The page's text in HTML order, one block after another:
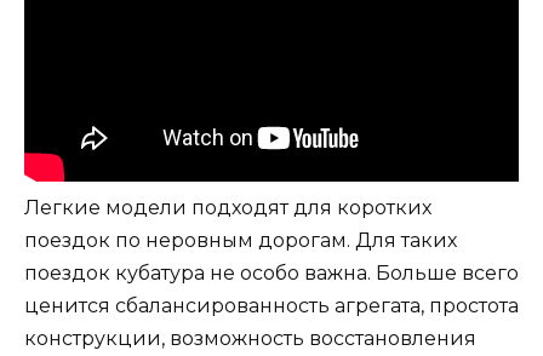
Легкие модели подходят для коротких
поездок по неровным дорогам. Для таких
поездок кубатура не особо важна. Больше всего
ценится сбалансированность агрегата, простота
конструкции, возможность восстановления